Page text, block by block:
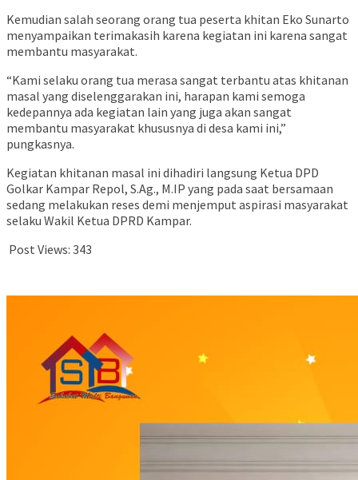
Kemudian salah seorang orang tua peserta khitan Eko Sunarto
menyampaikan terimakasih karena kegiatan ini karena sangat
membantu masyarakat.
“Kami selaku orang tua merasa sangat terbantu atas khitanan
masal yang diselenggarakan ini, harapan kami semoga
kedepannya ada kegiatan lain yang juga akan sangat
membantu masyarakat khususnya di desa kami ini,”
pungkasnya.
Kegiatan khitanan masal ini dihadiri langsung Ketua DPD
Golkar Kampar Repol, S.Ag., M.IP yang pada saat bersamaan
sedang melakukan reses demi menjemput aspirasi masyarakat
selaku Wakil Ketua DPRD Kampar.
Post Views: 343